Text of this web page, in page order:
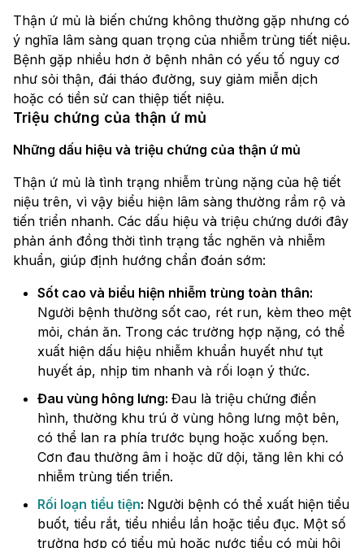
Thận ứ mủ là biến chứng không thường gặp nhưng có
ý nghĩa lâm sàng quan trọng của nhiễm trùng tiết niệu.
Bệnh gặp nhiều hơn ở bệnh nhân có yếu tố nguy cơ
như sỏi thận, đái tháo đường, suy giảm miễn dịch
hoặc có tiền sử can thiệp tiết niệu.
Triệu chứng của thận ứ mủ
Những dấu hiệu và triệu chứng của thận ứ mủ
Thận ứ mủ là tình trạng nhiễm trùng nặng của hệ tiết
niệu trên, vì vậy biểu hiện lâm sàng thường rầm rộ và
tiến triển nhanh. Các dấu hiệu và triệu chứng dưới đây
phản ánh đồng thời tình trạng tắc nghẽn và nhiễm
khuẩn, giúp định hướng chẩn đoán sớm:
Sốt cao và biểu hiện nhiễm trùng toàn thân:
Người bệnh thường sốt cao, rét run, kèm theo mệt
mỏi, chán ăn. Trong các trường hợp nặng, có thể
xuất hiện dấu hiệu nhiễm khuẩn huyết như tụt
huyết áp, nhịp tim nhanh và rối loạn ý thức.
Đau vùng hông lưng: Đau là triệu chứng điển
hình, thường khu trú ở vùng hông lưng một bên,
có thể lan ra phía trước bụng hoặc xuống bẹn.
Cơn đau thường âm ỉ hoặc dữ dội, tăng lên khi có
nhiễm trùng tiến triển.
Rối loạn tiểu tiện: Người bệnh có thể xuất hiện tiểu
buốt, tiểu rắt, tiểu nhiều lần hoặc tiểu đục. Một số
trường hợp có tiểu mủ hoặc nước tiểu có mùi hôi